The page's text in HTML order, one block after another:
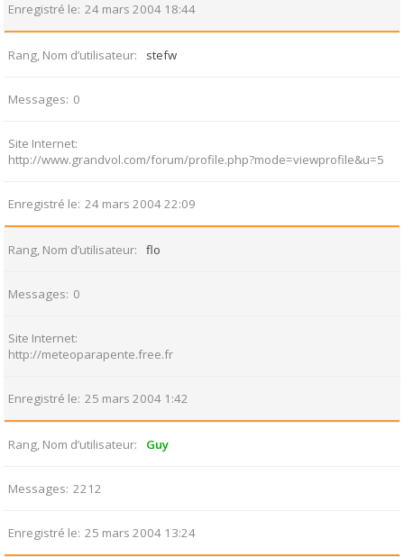
Enregistré le 24 mars 2004 18:44
Rang, Nom d’utilisateur stefw
Messages 0
Site Internet
http://www.grandvol.com/forum/profile.php?mode=viewprofile&u=5
Enregistré le 24 mars 2004 22:09
Rang, Nom d’utilisateur flo
Messages 0
Site Internet
http://meteoparapente.free.fr
Enregistré le 25 mars 2004 1:42
Rang, Nom d’utilisateur Guy
Messages 2212
Enregistré le 25 mars 2004 13:24